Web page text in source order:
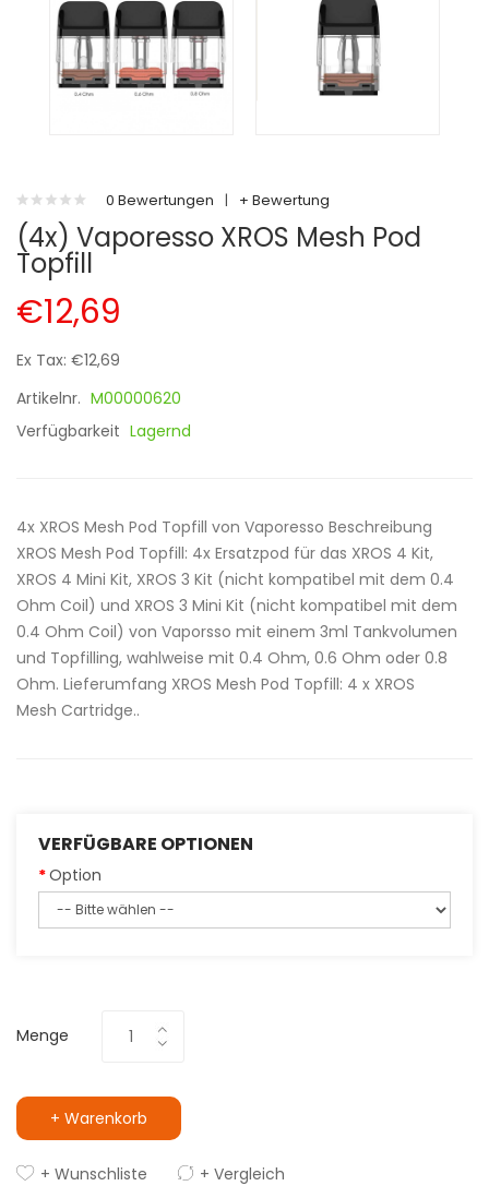
0 Bewertungen | + Bewertung
(4x) Vaporesso XROS Mesh Pod
Topfill
€12,69
Ex Tax: €12,69
Artikelnr. M00000620
Verfügbarkeit Lagernd
4x XROS Mesh Pod Topfill von Vaporesso Beschreibung
XROS Mesh Pod Topfill: 4x Ersatzpod für das XROS 4 Kit,
XROS 4 Mini Kit, XROS 3 Kit (nicht kompatibel mit dem 0.4
Ohm Coil) und XROS 3 Mini Kit (nicht kompatibel mit dem
0.4 Ohm Coil) von Vaporsso mit einem 3ml Tankvolumen
und Topfilling, wahlweise mit 0.4 Ohm, 0.6 Ohm oder 0.8
Ohm. Lieferumfang XROS Mesh Pod Topfill: 4 x XROS
Mesh Cartridge..
VERFÜGBARE OPTIONEN
Option
Menge
+ Warenkorb
+ Wunschliste + Vergleich